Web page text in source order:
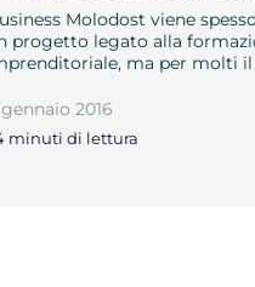
Molodost viene
progetto legato alla
ma per molti
2016
minuti di lettura